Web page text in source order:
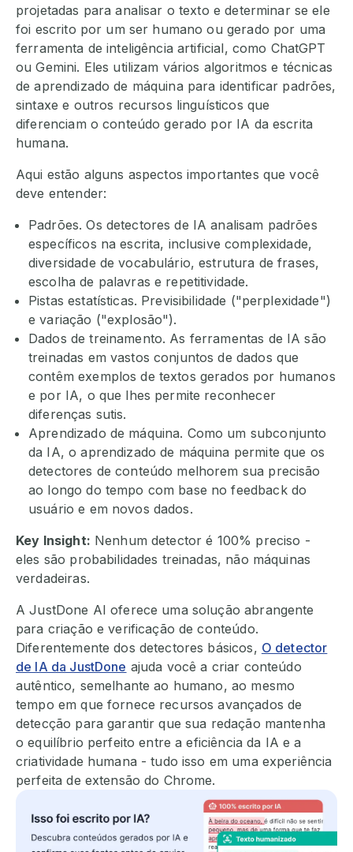
projetadas para analisar o texto e determinar se ele
foi escrito por um ser humano ou gerado por uma
ferramenta de inteligência artificial, como ChatGPT
ou Gemini. Eles utilizam vários algoritmos e técnicas
de aprendizado de máquina para identificar padrões,
sintaxe e outros recursos linguísticos que
diferenciam o conteúdo gerado por IA da escrita
humana.
Aqui estão alguns aspectos importantes que você
deve entender:
Padrões. Os detectores de IA analisam padrões
específicos na escrita, inclusive complexidade,
diversidade de vocabulário, estrutura de frases,
escolha de palavras e repetitividade.
Pistas estatísticas. Previsibilidade ("perplexidade")
e variação ("explosão").
Dados de treinamento. As ferramentas de IA são
treinadas em vastos conjuntos de dados que
contêm exemplos de textos gerados por humanos
e por IA, o que lhes permite reconhecer
diferenças sutis.
Aprendizado de máquina. Como um subconjunto
da IA, o aprendizado de máquina permite que os
detectores de conteúdo melhorem sua precisão
ao longo do tempo com base no feedback do
usuário e em novos dados.
Key Insight: Nenhum detector é 100% preciso -
eles são probabilidades treinadas, não máquinas
verdadeiras.
A JustDone AI oferece uma solução abrangente
para criação e verificação de conteúdo.
Diferentemente dos detectores básicos, O detector
de IA da JustDone ajuda você a criar conteúdo
autêntico, semelhante ao humano, ao mesmo
tempo em que fornece recursos avançados de
detecção para garantir que sua redação mantenha
o equilíbrio perfeito entre a eficiência da IA e a
criatividade humana - tudo isso em uma experiência
perfeita de extensão do Chrome.